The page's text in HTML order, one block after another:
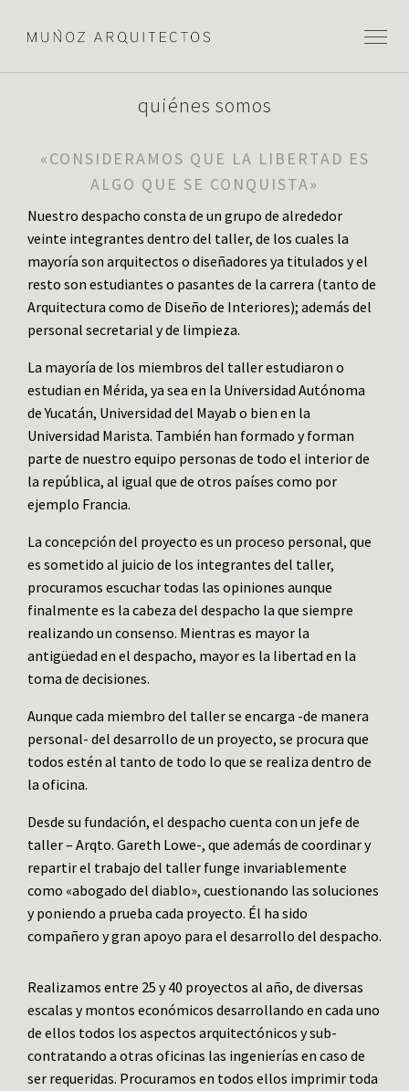
quiénes somos
«CONSIDERAMOS QUE LA LIBERTAD ES
ALGO QUE SE CONQUISTA»
Nuestro despacho consta de un grupo de alrededor
veinte integrantes dentro del taller, de los cuales la
mayoría son arquitectos o diseñadores ya titulados y el
resto son estudiantes o pasantes de la carrera (tanto de
Arquitectura como de Diseño de Interiores); además del
personal secretarial y de limpieza.
La mayoría de los miembros del taller estudiaron o
estudian en Mérida, ya sea en la Universidad Autónoma
de Yucatán, Universidad del Mayab o bien en la
Universidad Marista. También han formado y forman
parte de nuestro equipo personas de todo el interior de
la república, al igual que de otros países como por
ejemplo Francia.
La concepción del proyecto es un proceso personal, que
es sometido al juicio de los integrantes del taller,
procuramos escuchar todas las opiniones aunque
finalmente es la cabeza del despacho la que siempre
realizando un consenso. Mientras es mayor la
antigüedad en el despacho, mayor es la libertad en la
toma de decisiones.
Aunque cada miembro del taller se encarga -de manera
personal- del desarrollo de un proyecto, se procura que
todos estén al tanto de todo lo que se realiza dentro de
la oficina.
Desde su fundación, el despacho cuenta con un jefe de
taller – Arqto. Gareth Lowe-, que además de coordinar y
repartir el trabajo del taller funge invariablemente
como «abogado del diablo», cuestionando las soluciones
y poniendo a prueba cada proyecto. Él ha sido
compañero y gran apoyo para el desarrollo del despacho.
Realizamos entre 25 y 40 proyectos al año, de diversas
escalas y montos económicos desarrollando en cada uno
de ellos todos los aspectos arquitectónicos y sub-
contratando a otras oficinas las ingenierías en caso de
ser requeridas. Procuramos en todos ellos imprimir toda